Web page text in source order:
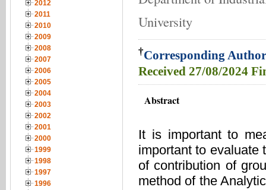
2012
2011
2010
2009
2008
2007
2006
2005
2004
2003
2002
2001
2000
1999
1998
1997
1996
University
†Corresponding
Received 27/08/2024
Abstract
It is important to
important to evaluate
of contribution of
method of the